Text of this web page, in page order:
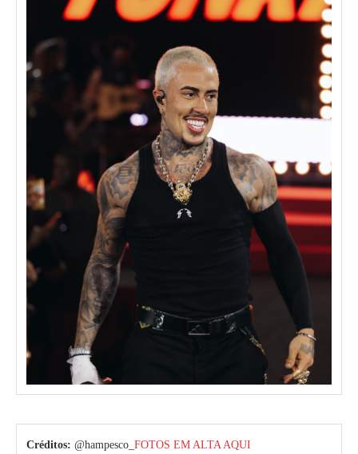
Créditos: @hampesco_ FOTOS EM ALTA AQUI